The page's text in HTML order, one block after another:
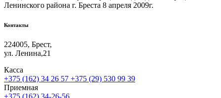
Ленинского района г. Бреста 8 апреля 2009г.
Контакты
224005, Брест,
ул. Ленина,21
Касса
+375 (162) 34 26 57 +375 (29) 530 99 39
Приемная
+375 (162) 34-26-56